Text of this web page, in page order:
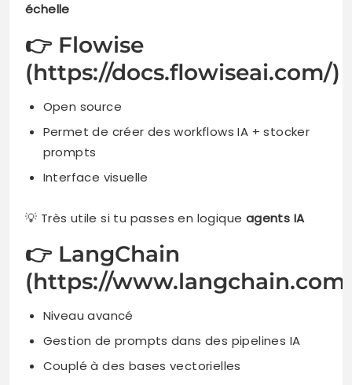
échelle
👉 Flowise
(https://docs.flowiseai.com/)
Open source
Permet de créer des workflows IA + stocker
prompts
Interface visuelle
💡 Très utile si tu passes en logique agents IA
👉 LangChain
(https://
Niveau avancé
Gestion de prompts dans des pipelines IA
Couplé à des bases vectorielles